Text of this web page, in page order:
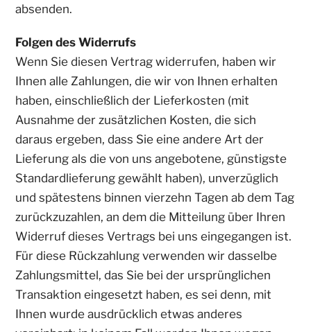
absenden.
Folgen des Widerrufs
Wenn Sie diesen Vertrag widerrufen, haben wir
Ihnen alle Zahlungen, die wir von Ihnen erhalten
haben, einschließlich der Lieferkosten (mit
Ausnahme der zusätzlichen Kosten, die sich
daraus ergeben, dass Sie eine andere Art der
Lieferung als die von uns angebotene, günstigste
Standardlieferung gewählt haben), unverzüglich
und spätestens binnen vierzehn Tagen ab dem Tag
zurückzuzahlen, an dem die Mitteilung über Ihren
Widerruf dieses Vertrags bei uns eingegangen ist.
Für diese Rückzahlung verwenden wir dasselbe
Zahlungsmittel, das Sie bei der ursprünglichen
Transaktion eingesetzt haben, es sei denn, mit
Ihnen wurde ausdrücklich etwas anderes